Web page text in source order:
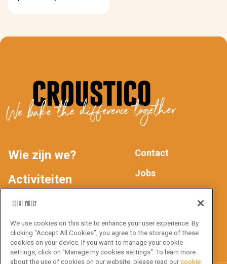
We bake the difference together
MAIN
NAV
Wie zijn we?
Activiteiten
Producten
Inspiratie
FOOTER
Contact
Jobs
Volg ons
Cookie Policy
We use cookies on this site to enhance your user experience. By
clicking “Accept All Cookies”, you agree to the storage of these
cookies on your device. If you want to manage your cookie
settings, click on "Manage my cookies settings". To learn more
about the use of cookies on our website, please read ourcookie